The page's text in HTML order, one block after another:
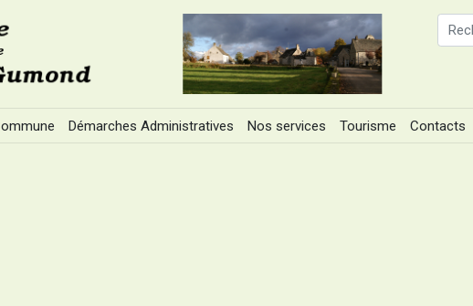
Démarches Administratives Nos services Tourisme Contacts